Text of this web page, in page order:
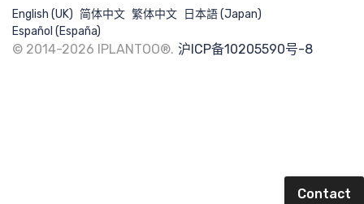
最新分享
English (UK) 简体中文 繁体中文
日本語 (Japan)
Español (España)
© 2014-2026 IPLANTOO®. 沪ICP备10205590号-8
Contact